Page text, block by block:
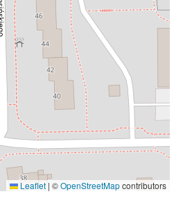
Leaflet | ©OpenStreetMapcontributors